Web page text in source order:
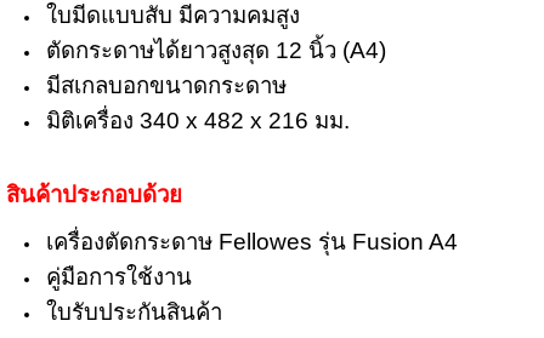
ใบมีดแบบสับ มีความคมสูง
ตัดกระดาษได้ยาวสูงสุด 12 นิ้ว (A4)
มีสเกลบอกขนาดกระดาษ
มิติเครื่อง 340 x 482 x 216 มม.
สินค้าประกอบด้วย
เครื่องตัดกระดาษ Fellowes รุ่น Fusion A4
คู่มือการใช้งาน
ใบรับประกันสินค้า